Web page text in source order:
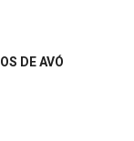
DE AVÓ